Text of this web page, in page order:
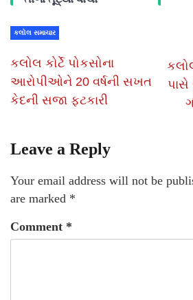
કલોલ સમાચાર
કલોલ કોર્ટે પોકસોના
આરોપીઓને 20 વર્ષની સખત
કેદની સજા ફટકારી
પાસે
Leave a Reply
Your email address will not be
are marked *
Comment *